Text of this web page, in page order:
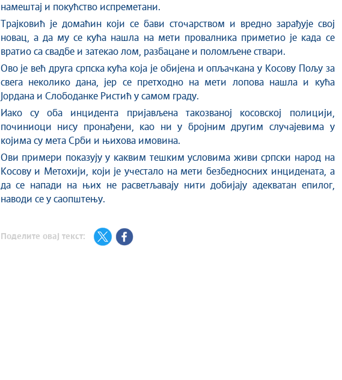
намештај и покућство испреметани.
Трајковић је домаћин који се бави сточарством и вредно зарађује свој
новац, а да му се кућа нашла на мети провалника приметио је када се
вратио са свадбе и затекао лом, разбацане и поломљене ствари.
Ово је већ друга српска кућа која је обијена и опљачкана у Косову Пољу за
свега неколико дана, јер се претходно на мети лопова нашла и кућа
Јордана и Слободанке Ристић у самом граду.
Иако су оба инцидента пријављена такозваној косовској полицији,
починиоци нису пронађени, као ни у бројним другим случајевима у
којима су мета Срби и њихова имовина.
Ови примери показују у каквим тешким условима живи српски народ на
Косову и Метохији, који је учестало на мети безбедносних инцидената, а
да се напади на њих не расветљавају нити добијају адекватан епилог,
наводи се у саопштењу.
Поделите овај текст: